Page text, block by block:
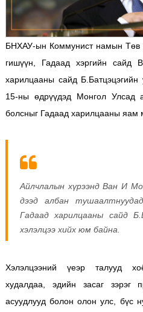
БНХАУ-ын Коммунист намын Төв
гишүүн, Гадаад хэргийн
харилцааны сайд
15-ны өдрүүдэд Монгол Улсад
болсныг Гадаад харилцааны яам
Айлчлалын хүрээнд Ван И
дээд албан
Гадаад харилцааны сайд
хэлэлцээ хийх юм байна.
Хэлэлцээний үеэр талууд
худалдаа, эдийн засаг зэрэг
асуудлууд болон олон улс, бүс